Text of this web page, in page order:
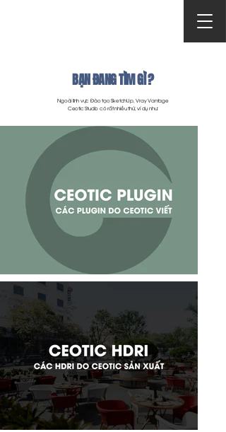
BẠN ĐANG TÌM GÌ ?
Ngoài lĩnh vực Đào tạo SketchUp, Vray Vantage
Ceotic Studio có rất nhiều thứ, ví dụ như: